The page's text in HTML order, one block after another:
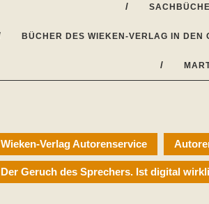
BÜCHER DES WIEKEN-VERLAG IN DEN
Wieken-Verlag Autorenservice
Der Geruch des Sprechers. Ist digital